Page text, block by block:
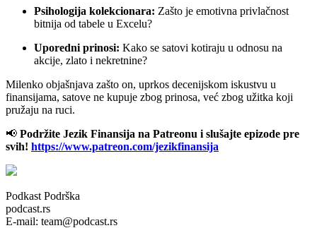
Psihologija kolekcionara: Zašto je emotivna privlačnost
bitnija od tabele u Excelu?
Uporedni prinosi: Kako se satovi kotiraju u odnosu na
akcije, zlato i nekretnine?
Milenko objašnjava zašto on, uprkos decenijskom iskustvu u
finansijama, satove ne kupuje zbog prinosa, već zbog užitka koji
pružaju na ruci.
📢 Podržite Jezik Finansija na Patreonu i slušajte epizode pre
svih! https://www.patreon.com/jezikfinansija
Podkast Podrška
podcast.rs
E-mail: team@podcast.rs